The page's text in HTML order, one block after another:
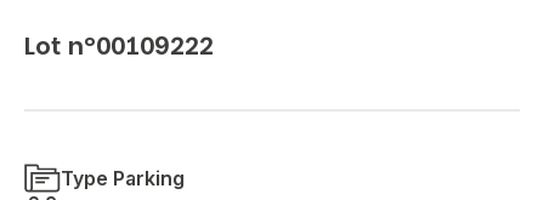
Lot n°00109222
Type Parking